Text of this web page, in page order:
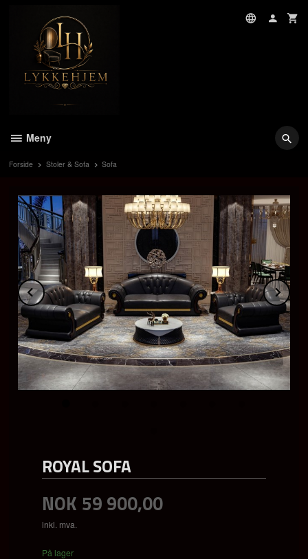
Meny
Forside Stoler & Sofa Sofa
Prev
ROYAL SOFA
NOK 59 900,00
inkl. mva.
På lager